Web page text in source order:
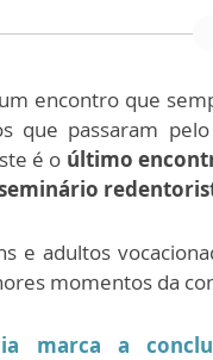
encontro que
que passaram pelo
é o último
e adultos
momentos da
marca a